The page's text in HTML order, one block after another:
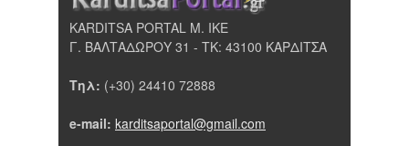
KARDITSA PORTAL Μ. ΙΚΕ
Γ. ΒΑΛΤΑΔΩΡΟΥ 31 - ΤΚ: 43100 ΚΑΡΔΙΤΣΑ
Τηλ: (+30) 24410 72888
e-mail: karditsaportal@gmail.com